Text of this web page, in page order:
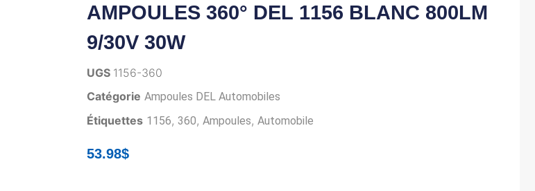
AMPOULES 360° DEL 1156 BLANC 800LM
9/30V 30W
UGS 1156-360
Catégorie Ampoules DEL Automobiles
Étiquettes 1156, 360, Ampoules, Automobile
53.98$